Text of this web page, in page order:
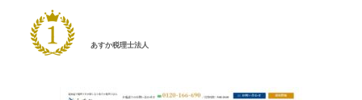
あすか税理士法人